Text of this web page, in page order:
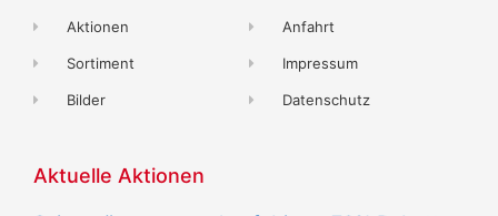
Aktionen
Sortiment
Bilder
Anfahrt
Impressum
Datenschutz
Aktuelle Aktionen